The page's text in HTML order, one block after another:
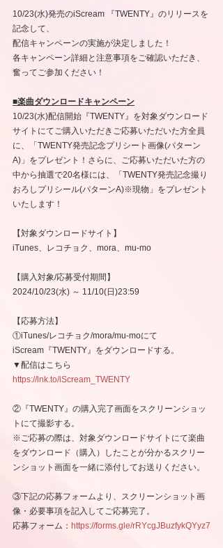
10/23(水)発売のiScream 『TWENTY』のリリースを
記念して、
配信キャンペーンの実施が決定しました！
各キャンペーン詳細と注意事項をご確認いただき、
奮ってご参加ください！
■楽曲ダウンロードキャンペーン
10/23(水)配信開始『TWENTY』を対象ダウンロード
サイトにてご購入いただきご応募いただいた方全員
に、「TWENTY発売記念プリシート画像(パターン
A)」をプレゼント！さらに、ご応募いただいた方の
中から抽選で20名様には、「TWENTY発売記念撮り
おろしプリシール(パターンA)※現物」をプレゼント
いたします！
【対象ダウンロードサイト】
iTunes、レコチョク、mora、mu-mo
【購入対象/応募受付期間】
2024/10/23(水) ～ 11/10(日)23:59
【応募方法】
①iTunes/レコチョク/mora/mu-moにて
iScream『TWENTY』をダウンロードする。
▼配信はこちら
https://lnk.to/iScream_TWENTY
②『TWENTY』の購入完了画面をスクリーンショッ
トにて撮影する。
※ご応募の際は、対象ダウンロードサイトにて楽曲
をダウンロード（購入）したことが分かるスクリー
ンショット画面を一緒に添付してお送りください。
③下記の応募フォームより、スクリーンショット画
像・必要事項を記入してご応募完了。
応募フォーム： https://forms.gle/rRYcgJBuzfykQYyz7